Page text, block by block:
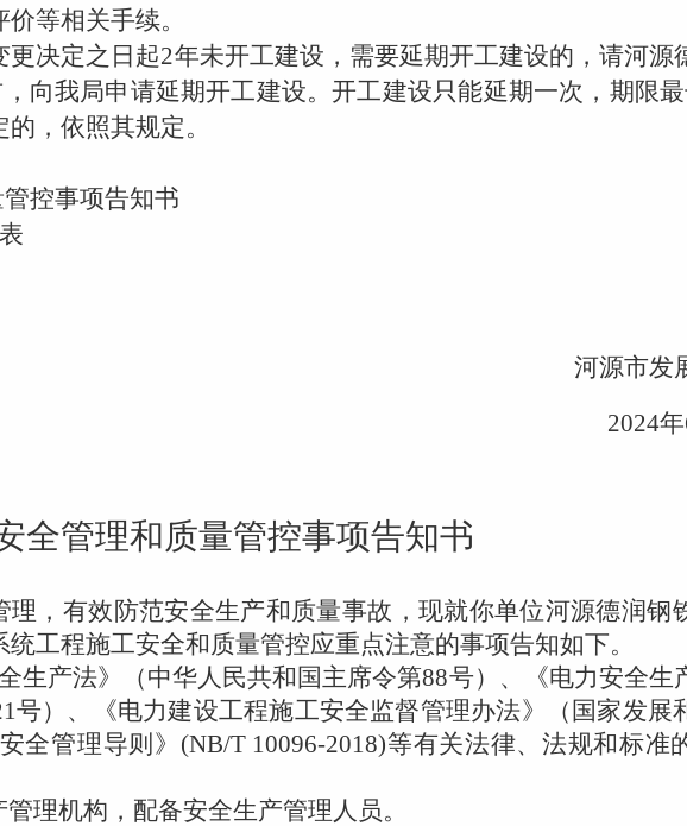
等相关手续。
决定之日起2年未开工建设，需要延期开工建设的，请河源
向我局申请延期开工建设。开工建设只能延期一次，期限
，依照其规定。
控事项告知书
河源市发
2024年
全管理和质量管控事项告知书
，有效防范安全生产和质量事故，现就你单位河源德润钢
工程施工安全和质量管控应重点注意的事项告知如下。
生产法》 （中华人民共和国主席令第88号）、《电力安全生
号）、《电力建设工程施工安全监督管理办法》（国家发展
全管理导则》 (NB/T 10096-2018)等有关法律、法规和标准
理机构，配备安全生产管理人员。